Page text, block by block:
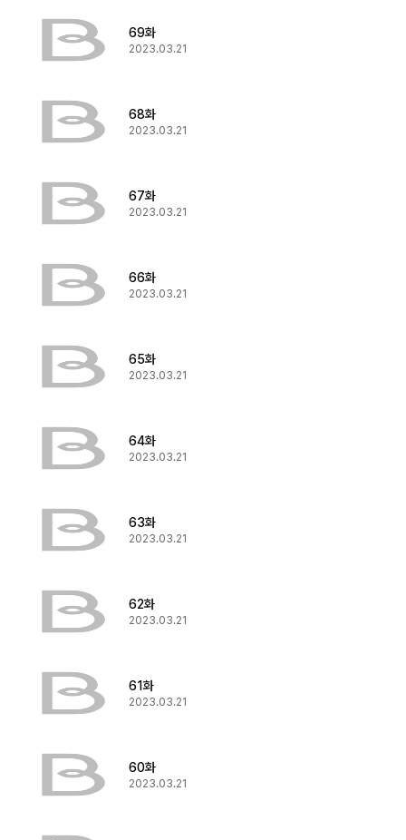
69화
2023.03.21
68화
2023.03.21
67화
2023.03.21
66화
2023.03.21
65화
2023.03.21
64화
2023.03.21
63화
2023.03.21
62화
2023.03.21
61화
2023.03.21
60화
2023.03.21